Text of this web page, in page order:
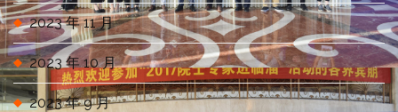
2023 年 11 月
2023 年 10 月
2023 年 9 月